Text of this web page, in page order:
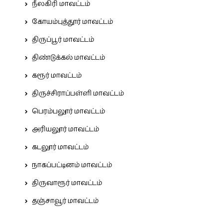
நீலகிரி மாவட்டம்
கோயம்புத்தூர் மாவட்டம்
திருப்பூர் மாவட்டம்
திண்டுக்கல் மாவட்டம்
கரூர் மாவட்டம்
திருச்சிராப்பள்ளி மாவட்டம்
பெரம்பலூர் மாவட்டம்
அரியலூர் மாவட்டம்
கடலூர் மாவட்டம்
நாகப்பட்டினம் மாவட்டம்
திருவாரூர் மாவட்டம்
தஞ்சாவூர் மாவட்டம்